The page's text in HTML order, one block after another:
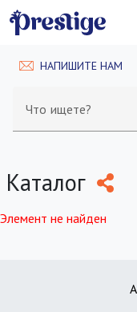
НАПИШИТЕ НАМ
Что ищете?
Каталог
Элемент не найден